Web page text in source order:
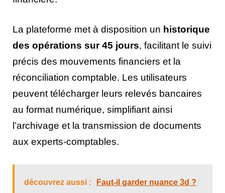
La plateforme met à disposition un historique
des opérations sur 45 jours, facilitant le suivi
précis des mouvements financiers et la
réconciliation comptable. Les utilisateurs
peuvent télécharger leurs relevés bancaires
au format numérique, simplifiant ainsi
l’archivage et la transmission de documents
aux experts-comptables.
découvrez aussi :
Faut-il garder nuance 3d ?